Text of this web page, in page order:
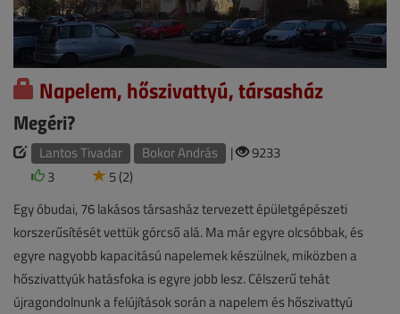
Napelem, hőszivattyú, társasház
Megéri?
Lantos Tivadar Bokor András |
9233
3
5 (2)
Egy óbudai, 76 lakásos társasház tervezett épületgépészeti
korszerűsítését vettük górcső alá. Ma már egyre olcsóbbak, és
egyre nagyobb kapacitású napelemek készülnek, miközben a
hőszivattyúk hatásfoka is egyre jobb lesz. Célszerű tehát
újragondolnunk a felújítások során a napelem és hőszivattyú